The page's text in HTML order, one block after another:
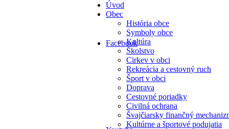
Facebook
Úvod
Obec
História obce
Symboly obce
Kultúra
Školstvo
Cirkev v obci
Rekreácia a cestovný ruch
Šport v obci
Doprava
Cestovné poriadky
Civilná ochrana
Švajčiarsky finančný
Kultúrne a športové podujatia